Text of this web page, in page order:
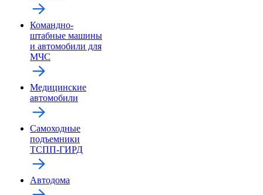
Командно-
штабные машины
и автомобили для
МЧС
Медицинские
автомобили
Самоходные
подъемники
ТСПП-ГИРД
Автодома